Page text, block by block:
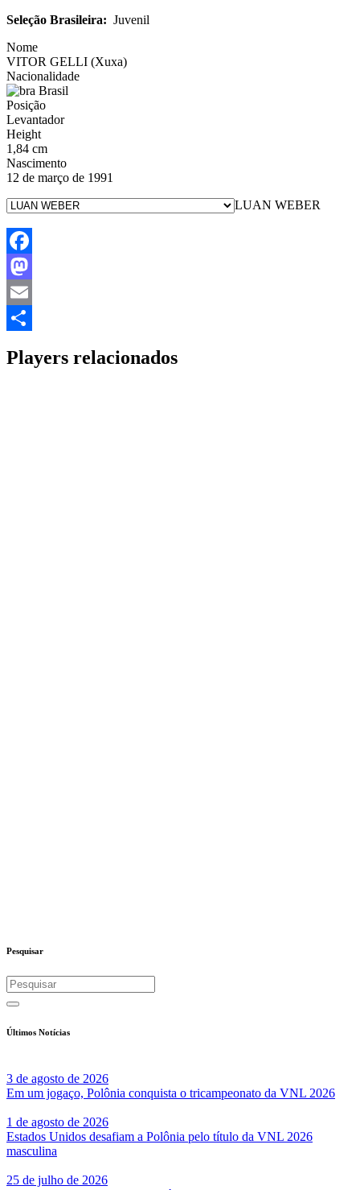
Seleção Brasileira: Juvenil
Nome
VITOR GELLI (Xuxa)
Nacionalidade
Brasil
Posição
Levantador
Height
1,84 cm
Nascimento
12 de março de 1991
LUAN WEBER
Facebook
Mastodon
Email
Players relacionados
Pesquisar
Últimos Notícias
3 de agosto de 2026
Em um jogaço, Polônia conquista o tricampeonato da VNL 2026
1 de agosto de 2026
Estados Unidos desafiam a Polônia pelo título da VNL 2026
masculina
25 de julho de 2026